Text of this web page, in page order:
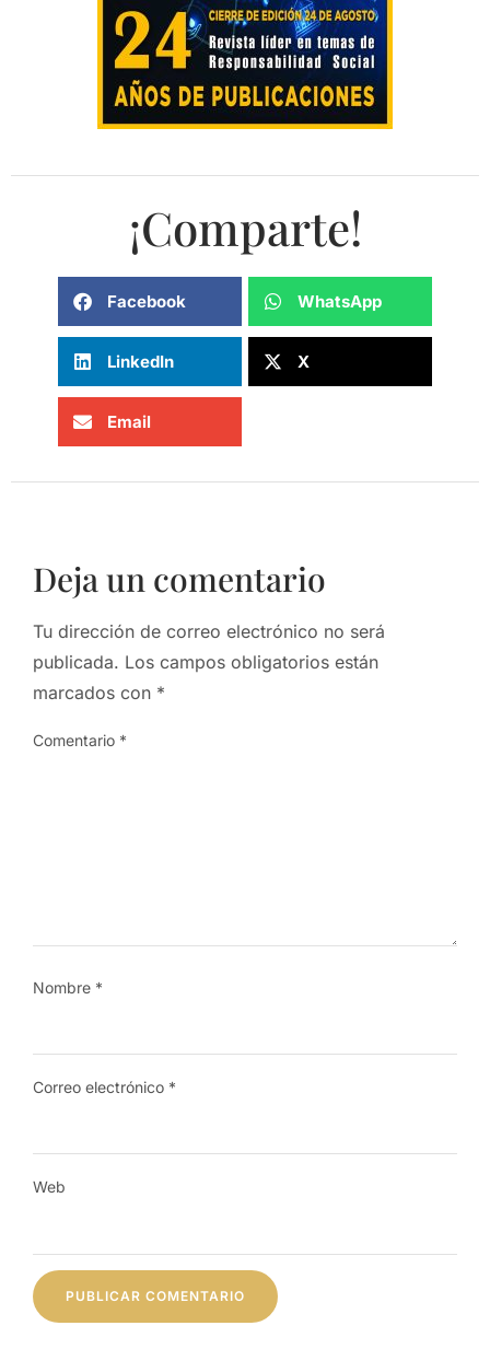
¡Comparte!
Facebook WhatsApp
LinkedIn X
Email
Deja un comentario
Tu dirección de correo electrónico no será
publicada. Los campos obligatorios están
marcados con *
Comentario *
Nombre *
Correo electrónico *
Web